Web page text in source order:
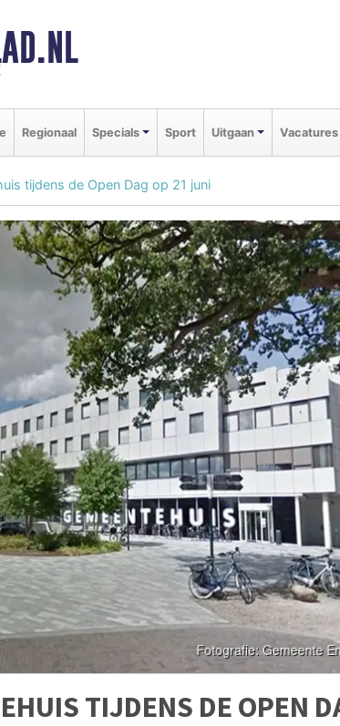
Regionaal Specials Sport Uitgaan Vacatures
tijdens de Open Dag op 21 juni
TIJDENS DE OPEN